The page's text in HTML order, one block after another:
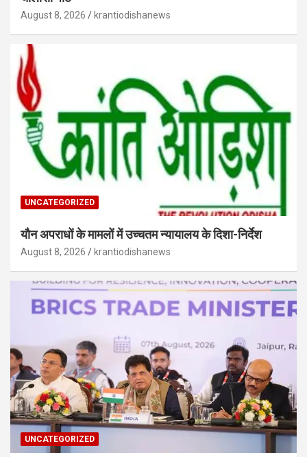
August 8, 2026 krantiodishanews
UNCATEGORIZED
यौन अपराधों के मामलों में उच्चतम न्यायालय के दिशा-निर्देश
August 8, 2026 krantiodishanews
UNCATEGORIZED